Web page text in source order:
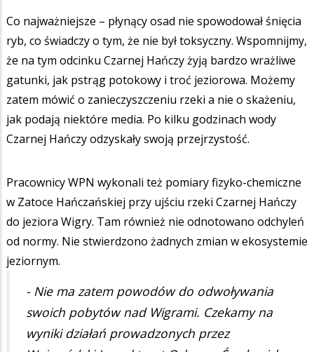
Co najważniejsze – płynący osad nie spowodował śnięcia
ryb, co świadczy o tym, że nie był toksyczny. Wspomnijmy,
że na tym odcinku Czarnej Hańczy żyją bardzo wrażliwe
gatunki, jak pstrąg potokowy i troć jeziorowa. Możemy
zatem mówić o zanieczyszczeniu rzeki a nie o skażeniu,
jak podają niektóre media. Po kilku godzinach wody
Czarnej Hańczy odzyskały swoją przejrzystość.
Pracownicy WPN wykonali też pomiary fizyko-chemiczne
w Zatoce Hańczańskiej przy ujściu rzeki Czarnej Hańczy
do jeziora Wigry. Tam również nie odnotowano odchyleń
od normy. Nie stwierdzono żadnych zmian w ekosystemie
jeziornym.
- Nie ma zatem powodów do odwoływania
swoich pobytów nad Wigrami. Czekamy na
wyniki działań prowadzonych przez